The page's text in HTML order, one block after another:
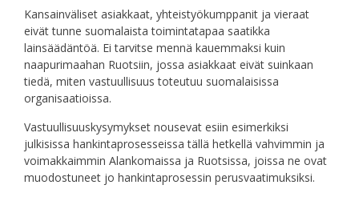
Kansainväliset asiakkaat, yhteistyökumppanit ja vieraat
eivät tunne suomalaista toimintatapaa saatikka
lainsäädäntöä. Ei tarvitse mennä kauemmaksi kuin
naapurimaahan Ruotsiin, jossa asiakkaat eivät suinkaan
tiedä, miten vastuullisuus toteutuu suomalaisissa
organisaatioissa.
Vastuullisuuskysymykset nousevat esiin esimerkiksi
julkisissa hankintaprosesseissa tällä hetkellä vahvimmin ja
voimakkaimmin Alankomaissa ja Ruotsissa, joissa ne ovat
muodostuneet jo hankintaprosessin perusvaatimuksiksi.